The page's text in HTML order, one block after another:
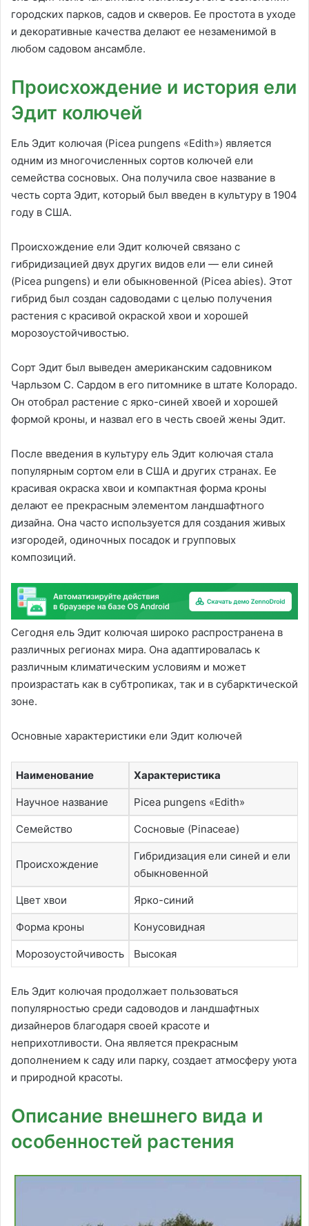
городских парков, садов и скверов. Ее простота в уходе
и декоративные качества делают ее незаменимой в
любом садовом ансамбле.
Происхождение и история ели
Эдит колючей
Ель Эдит колючая (Picea pungens «Edith») является
одним из многочисленных сортов колючей ели
семейства сосновых. Она получила свое название в
честь сорта Эдит, который был введен в культуру в 1904
году в США.
Происхождение ели Эдит колючей связано с
гибридизацией двух других видов ели — ели синей
(Picea pungens) и ели обыкновенной (Picea abies). Этот
гибрид был создан садоводами с целью получения
растения с красивой окраской хвои и хорошей
морозоустойчивостью.
Сорт Эдит был выведен американским садовником
Чарльзом С. Сардом в его питомнике в штате Колорадо.
Он отобрал растение с ярко-синей хвоей и хорошей
формой кроны, и назвал его в честь своей жены Эдит.
После введения в культуру ель Эдит колючая стала
популярным сортом ели в США и других странах. Ее
красивая окраска хвои и компактная форма кроны
делают ее прекрасным элементом ландшафтного
дизайна. Она часто используется для создания живых
изгородей, одиночных посадок и групповых
композиций.
Сегодня ель Эдит колючая широко распространена в
различных регионах мира. Она адаптировалась к
различным климатическим условиям и может
произрастать как в субтропиках, так и в субарктической
зоне.
Основные характеристики ели Эдит колючей
Наименование Характеристика
Научное название Picea pungens «Edith»
Семейство Сосновые (Pinaceae)
Происхождение
Гибридизация ели синей и ели
обыкновенной
Цвет хвои Ярко-синий
Форма кроны Конусовидная
Морозоустойчивость Высокая
Ель Эдит колючая продолжает пользоваться
популярностью среди садоводов и ландшафтных
дизайнеров благодаря своей красоте и
неприхотливости. Она является прекрасным
дополнением к саду или парку, создает атмосферу уюта
и природной красоты.
Описание внешнего вида и
особенностей растения